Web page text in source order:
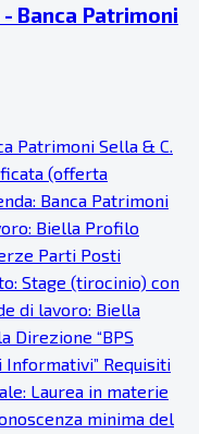
Banca Patrimoni
Patrimoni Sella & C.
(offerta
Banca Patrimoni
Biella Profilo
Parti Posti
Stage (tirocinio) con
di lavoro: Biella
Direzione “BPS
Requisiti
Laurea in materie
minima del